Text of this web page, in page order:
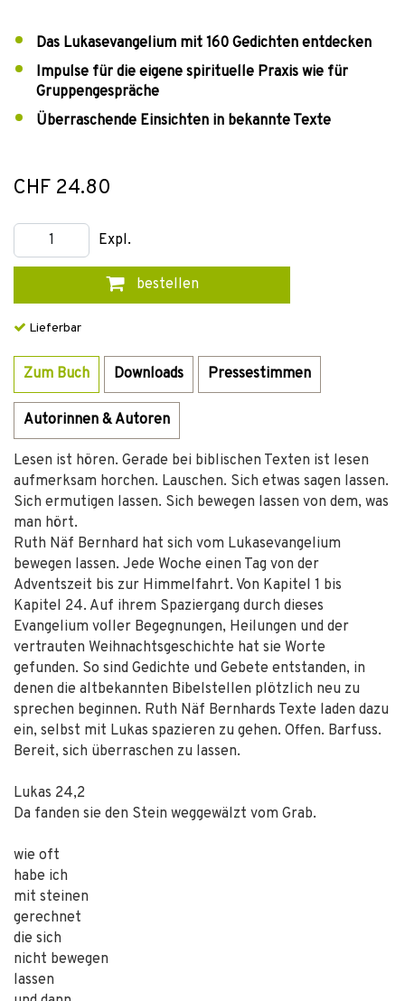
Das Lukasevangelium mit 160 Gedichten entdecken
Impulse für die eigene spirituelle Praxis wie für
Gruppengespräche
Überraschende Einsichten in bekannte Texte
CHF 24.80
Expl.
bestellen
Lieferbar
Zum Buch Downloads Pressestimmen
Autorinnen & Autoren
Lesen ist hören. Gerade bei biblischen Texten ist lesen
aufmerksam horchen. Lauschen. Sich etwas sagen lassen.
Sich ermutigen lassen. Sich bewegen lassen von dem, was
man hört.
Ruth Näf Bernhard hat sich vom Lukasevangelium
bewegen lassen. Jede Woche einen Tag von der
Adventszeit bis zur Himmelfahrt. Von Kapitel 1 bis
Kapitel 24. Auf ihrem Spaziergang durch dieses
Evangelium voller Begegnungen, Heilungen und der
vertrauten Weihnachtsgeschichte hat sie Worte
gefunden. So sind Gedichte und Gebete entstanden, in
denen die altbekannten Bibelstellen plötzlich neu zu
sprechen beginnen. Ruth Näf Bernhards Texte laden dazu
ein, selbst mit Lukas spazieren zu gehen. Offen. Barfuss.
Bereit, sich überraschen zu lassen.
Lukas 24,2
Da fanden sie den Stein weggewälzt vom Grab.
wie oft
habe ich
mit steinen
gerechnet
die sich
nicht bewegen
lassen